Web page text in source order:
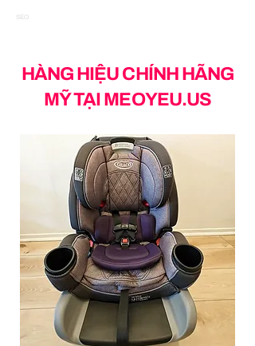
SEO
HÀNG HIỆU CHÍNH HÃNG
MỸ TẠI MEOYEU.US